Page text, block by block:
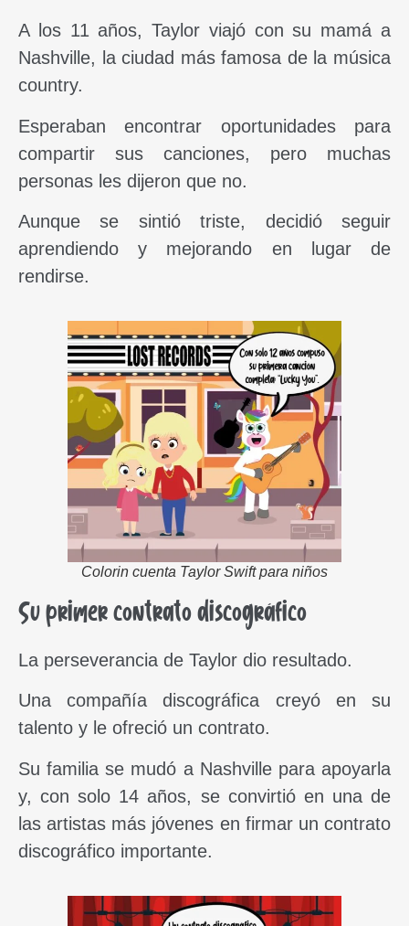
A los 11 años, Taylor viajó con su mamá a
Nashville, la ciudad más famosa de la música
country.
Esperaban encontrar oportunidades para
compartir sus canciones, pero muchas
personas les dijeron que no.
Aunque se sintió triste, decidió seguir
aprendiendo y mejorando en lugar de
rendirse.
Colorin cuenta Taylor Swift para niños
Su primer contrato discográfico
La perseverancia de Taylor dio resultado.
Una compañía discográfica creyó en su
talento y le ofreció un contrato.
Su familia se mudó a Nashville para apoyarla
y, con solo 14 años, se convirtió en una de
las artistas más jóvenes en firmar un contrato
discográfico importante.